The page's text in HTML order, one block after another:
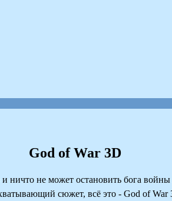
God of War 3D
не может остановить бога
сюжет, всё это - God of War